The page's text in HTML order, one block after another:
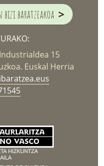
bizi baratzeakoa >
15
Euskal Herria